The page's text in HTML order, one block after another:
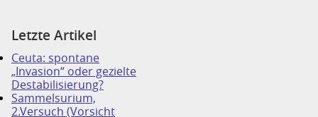
Letzte Artikel
Ceuta: spontane
„Invasion“ oder gezielte
Destabilisierung?
Sammelsurium,
2.Versuch (Vorsicht